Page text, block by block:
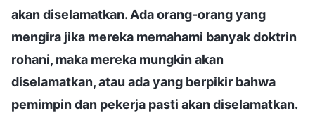
akan diselamatkan. Ada orang-orang yang
mengira jika mereka memahami banyak doktrin
rohani, maka mereka mungkin akan
diselamatkan, atau ada yang berpikir bahwa
pemimpin dan pekerja pasti akan diselamatkan.